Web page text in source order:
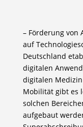
– Förderung von
auf
Deutschland
digitalen
digitalen
Mobilität gibt es
solchen
aufgebaut